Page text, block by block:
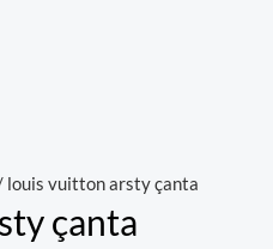
louis vuitton arsty çanta
çanta